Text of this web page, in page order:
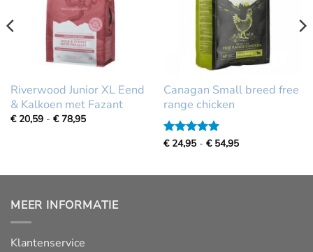
Riverwood Junior XL Eend
& Kalkoen met Fazant
€ 20,59 - € 78,95Prijsklasse:
Canagan Small breed free
range chicken
Gewaardeerd
€ 24,95 - € 54,95Prijsklasse:
€
MEER INFORMATIE
Klantenservice